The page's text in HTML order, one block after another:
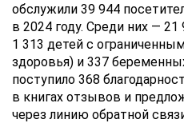
обслужили 39 944
в 2024 году. Среди них —
1 313 детей с
здоровья) и 337
поступило 368
в книгах отзывов и
через линию обратной